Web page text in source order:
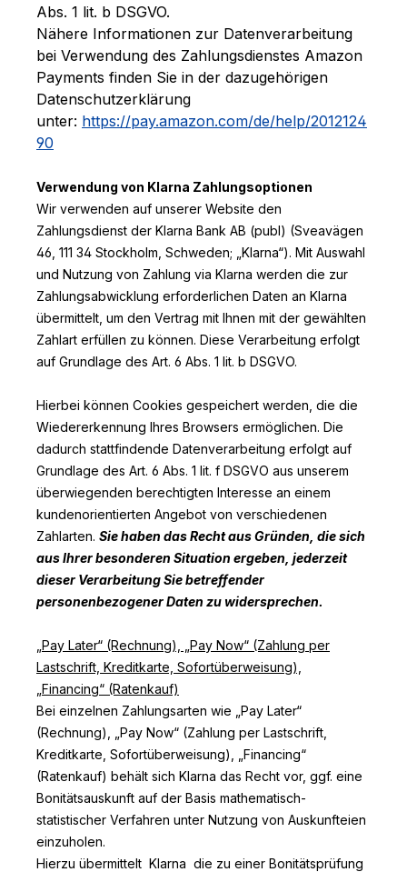
Abs. 1 lit. b DSGVO.
Nähere Informationen zur Datenverarbeitung
bei Verwendung des Zahlungsdienstes Amazon
Payments finden Sie in der dazugehörigen
Datenschutzerklärung
unter: https://pay.amazon.com/de/help/2012124
90
Verwendung von Klarna Zahlungsoptionen
Wir verwenden auf unserer Website den
Zahlungsdienst der Klarna Bank AB (publ) (Sveavägen
46, 111 34 Stockholm, Schweden; „Klarna“). Mit Auswahl
und Nutzung von Zahlung via Klarna werden die zur
Zahlungsabwicklung erforderlichen Daten an Klarna
übermittelt, um den Vertrag mit Ihnen mit der gewählten
Zahlart erfüllen zu können. Diese Verarbeitung erfolgt
auf Grundlage des Art. 6 Abs. 1 lit. b DSGVO.
Hierbei können Cookies gespeichert werden, die die
Wiedererkennung Ihres Browsers ermöglichen. Die
dadurch stattfindende Datenverarbeitung erfolgt auf
Grundlage des Art. 6 Abs. 1 lit. f DSGVO aus unserem
überwiegenden berechtigten Interesse an einem
kundenorientierten Angebot von verschiedenen
Zahlarten. Sie haben das Recht aus Gründen, die sich
aus Ihrer besonderen Situation ergeben, jederzeit
dieser Verarbeitung Sie betreffender
personenbezogener Daten zu widersprechen.
„Pay Later“ (Rechnung), „Pay Now“ (Zahlung per
Lastschrift, Kreditkarte, Sofortüberweisung),
„Financing“ (Ratenkauf)
Bei einzelnen Zahlungsarten wie
Pay Later“
(Rechnung), „Pay Now“ (Zahlung per Lastschrift,
Kreditkarte, Sofortüberweisung), „Financing“
(Ratenkauf) behält sich Klarna das Recht vor, ggf. eine
Bonitätsauskunft auf der Basis mathematisch-
statistischer Verfahren unter Nutzung von Auskunfteien
einzuholen.
Hierzu übermittelt Klarna die zu einer Bonitätsprüfung